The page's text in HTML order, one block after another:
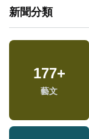
新聞分類
177+
藝文